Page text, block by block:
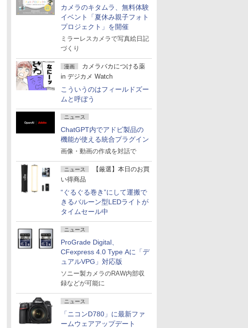
カメラのキタムラ、無料体験
イベント「夏休み親子フォト
プロジェクト」を開催
ミラーレスカメラで写真絵日記
づくり
漫画
カメラバカにつける薬
in デジカメ Watch
こういうのはフィールドズー
ムと呼ぼう
ニュース
ChatGPT内でアドビ製品の
機能が使える統合プラグイン
画像・動画の作成を対話で
ニュース
【厳選】本日のお買
い得商品
“ぐるぐる巻き”にして運搬で
きるバルーン型LEDライトが
タイムセール中
ニュース
ProGrade Digital、
CFexpress 4.0 Type Aに「デ
ュアルVPG」対応版
ソニー製カメラのRAW内部収
録などが可能に
ニュース
「ニコンD780」に最新ファ
ームウェアアップデート